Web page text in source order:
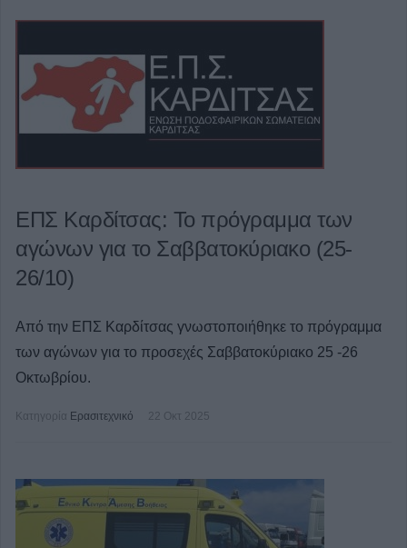
ΕΠΣ Καρδίτσας: Το πρόγραμμα των
αγώνων για το Σαββατοκύριακο (25-
26/10)
Από την ΕΠΣ Καρδίτσας γνωστοποιήθηκε το πρόγραμμα
των αγώνων για το προσεχές Σαββατοκύριακο 25 -26
Οκτωβρίου.
Κατηγορία Ερασιτεχνικό 22 Οκτ 2025